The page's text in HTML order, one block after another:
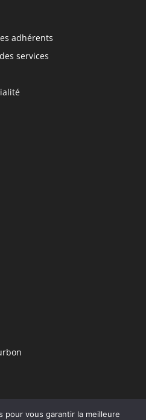
adhérents
services
pour vous garantir la meilleure